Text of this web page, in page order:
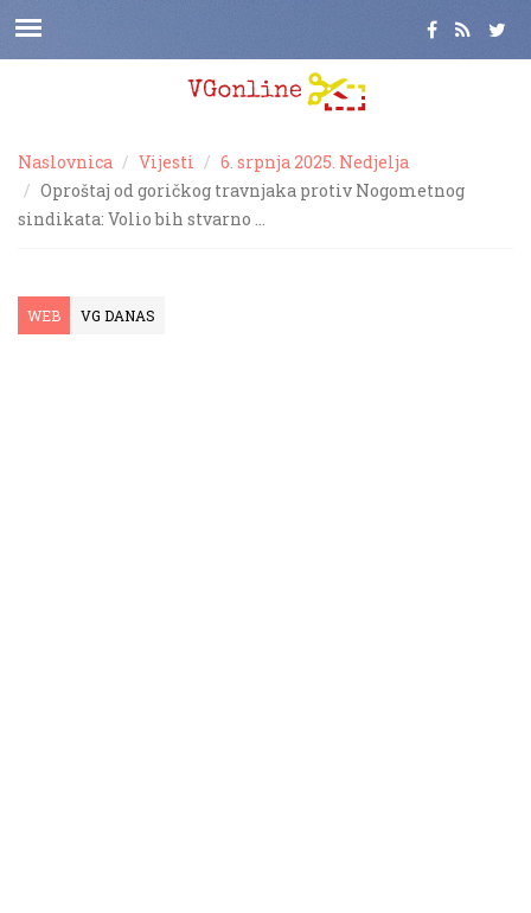
Naslovnica Vijesti
6. srpnja 2025. Nedjelja
Oproštaj od goričkog travnjaka protiv Nogometnog
sindikata: Volio bih stvarno …
WEB VG DANAS